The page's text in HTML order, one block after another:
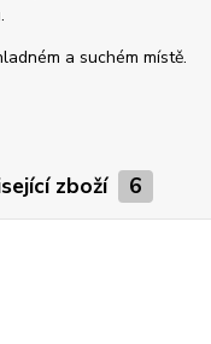
a suchém místě.
zboží 6